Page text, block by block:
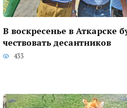
В воскресенье в Аткарске
чествовать десантников
433